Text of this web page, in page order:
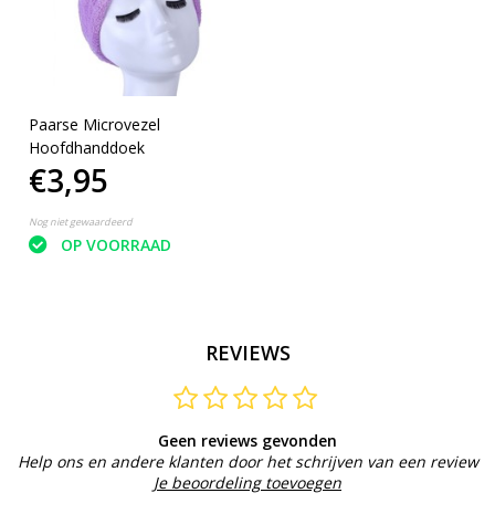
Paarse Microvezel
Hoofdhanddoek
€3,95
Nog niet gewaardeerd
OP VOORRAAD
REVIEWS
Geen reviews gevonden
Help ons en andere klanten door het schrijven van een review
Je beoordeling toevoegen